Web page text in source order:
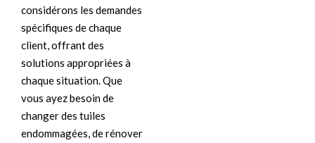
considérons les demandes
spécifiques de chaque
client, offrant des
solutions appropriées à
chaque situation. Que
vous ayez besoin de
changer des tuiles
endommagées, de rénover